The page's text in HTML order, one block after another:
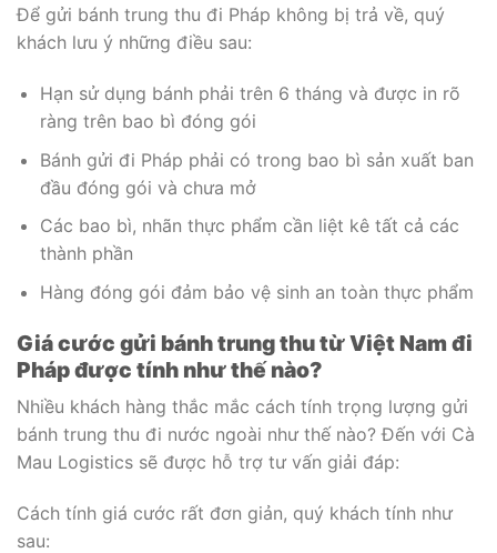
Để gửi bánh trung thu đi Pháp không bị trả về, quý
khách lưu ý những điều sau:
Hạn sử dụng bánh phải trên 6 tháng và được in rõ
ràng trên bao bì đóng gói
Bánh gửi đi Pháp phải có trong bao bì sản xuất ban
đầu đóng gói và chưa mở
Các bao bì, nhãn thực phẩm cần liệt kê tất cả các
thành phần
Hàng đóng gói đảm bảo vệ sinh an toàn thực phẩm
Giá cước gửi bánh trung thu từ Việt Nam đi
Pháp được tính như thế nào?
Nhiều khách hàng thắc mắc cách tính trọng lượng gửi
bánh trung thu đi nước ngoài như thế nào? Đến với Cà
Mau Logistics sẽ được hỗ trợ tư vấn giải đáp:
Cách tính giá cước rất đơn giản, quý khách tính như
sau: